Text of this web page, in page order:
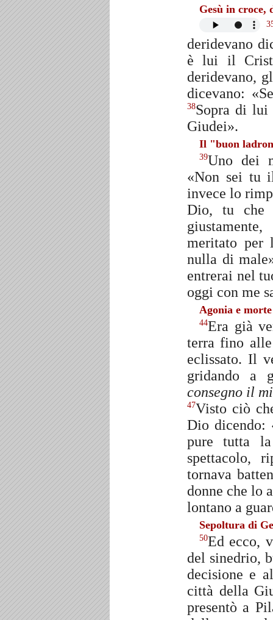
Gesù in croce,
deridevano
è lui il
deridevano,
dicevano:
38Sopra di lui
Giudei».
Il "buon
39Uno dei
«Non sei tu
invece lo
Dio, tu che
meritato per
nulla di
entrerai nel
oggi con me
Agonia e
44Era già
terra fino
eclissato. Il
gridando a
consegno il
47Visto ciò
Dio dicendo:
pure tutta
spettacolo,
tornava
donne che lo
lontano a
Sepoltura di
50Ed ecco,
del sinedrio,
decisione e
città della
presentò a